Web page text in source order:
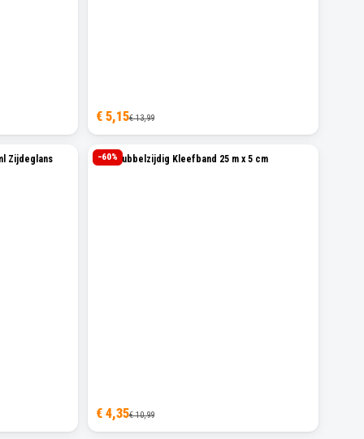
€ 5,15€ 13,99
Zijdeglans −60%
Sam Dubbelzijdig Kleefband 25 m x 5 cm
€ 4,35€ 10,99